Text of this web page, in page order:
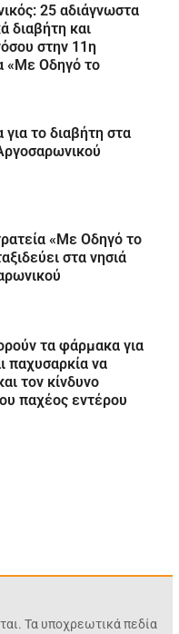
25 αδιάγνωστα
διαβήτη και
στην 11η
«Με Οδηγό το
για το διαβήτη στα
«Με Οδηγό το
στα νησιά
τα φάρμακα για
παχυσαρκία να
τον κίνδυνο
παχέος εντέρου
Τα υποχρεωτικά πεδία